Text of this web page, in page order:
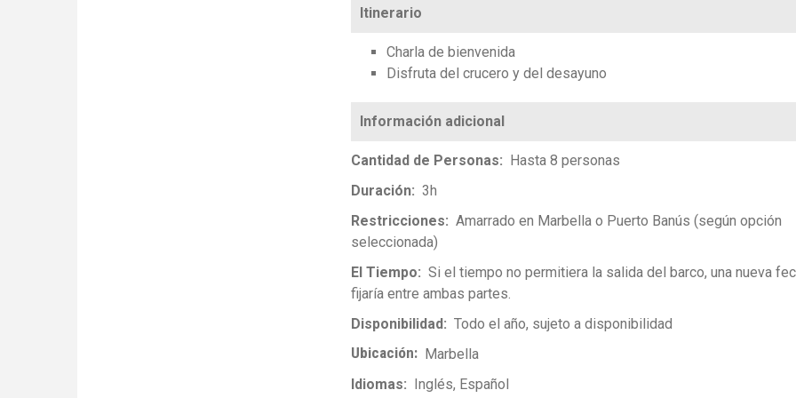
Itinerario
Charla de bienvenida
Disfruta del crucero y del desayuno
Cantidad de Personas
Hasta 8 personas
Duración
3h
Restricciones
Amarrado en Marbella o Puerto Banús (según opción
seleccionada)
El Tiempo
Si el tiempo no permitiera la salida del barco, una nueva
fijaría entre ambas partes.
Disponibilidad
Todo el año, sujeto a disponibilidad
Ubicación
Marbella
Idiomas
Inglés Español